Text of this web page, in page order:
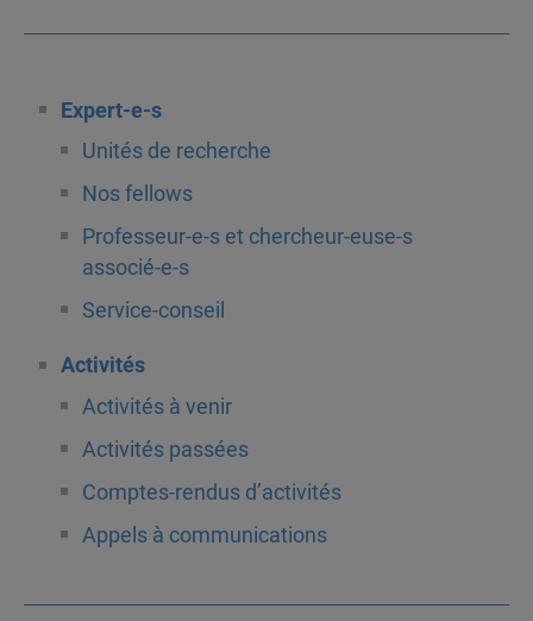
Expert-e-s
Unités de recherche
Nos fellows
Professeur-e-s et chercheur-euse-s
associé-e-s
Service-conseil
Activités
Activités à venir
Activités passées
Comptes-rendus d’activités
Appels à communications